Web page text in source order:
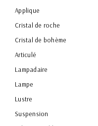
Applique
Cristal de roche
Cristal de bohème
Articulé
Lampadaire
Lampe
Lustre
Suspension